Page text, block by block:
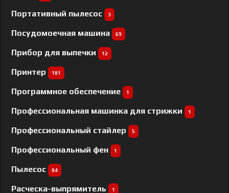
Портативный пылесос 3
Посудомоечная машина 69
Прибор для выпечки 12
Принтер 181
Программное обеспечение 1
Профессиональная машинка для стрижки 1
Профессиональный cтайлер 5
Профессиональный фен 1
Пылесос 84
Расческа-выпрямитель 1